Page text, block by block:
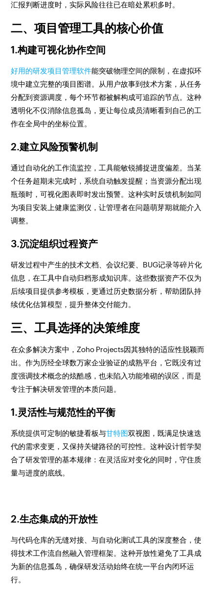
汇报判断进度时，实际风险往往已在暗处累积多时。
二、项目管理工具的核心价值
1.构建可视化协作空间
好用的研发项目管理软件能突破物理空间的限制，在虚拟环
境中建立完整的项目图谱。从用户故事到技术方案，从任务
分配到资源调度，每个环节都被解构成可追踪的节点。这种
透明化不仅消除信息孤岛，更让每位成员清晰看到自己的工
作在全局中的坐标位置。
2.建立风险预警机制
通过自动化的工作流监控，工具能敏锐捕捉进度偏差。当某
个任务超期未完成时，系统自动触发提醒；当资源分配出现
瓶颈时，可视化图表即时发出预警。这种实时反馈机制如同
为项目安装上健康监测仪，让管理者在问题萌芽期就能介入
调整。
3.沉淀组织过程资产
研发过程中产生的技术文档、会议纪要、BUG记录等碎片化
信息，在工具中自动归档形成知识库。这些数据资产不仅为
后续项目提供参考模板，更通过历史数据分析，帮助团队持
续优化估算模型，提升整体交付能力。
三、工具选择的决策维度
在众多解决方案中，Zoho Projects因其独特的适应性脱颖而
出。作为历经全球数万家企业验证的成熟平台，它既没有过
度强调技术概念的炫酷感，也未陷入功能堆砌的误区，而是
专注于解决研发管理的本质问题。
1.灵活性与规范性的平衡
系统提供可定制的敏捷看板与甘特图双视图，既满足快速迭
代的需求变更，又保持关键路径的可控性。这种设计哲学契
合了研发管理的基本规律：在灵活应对变化的同时，守住质
量与进度的底线。
2.生态集成的开放性
与代码仓库的无缝对接、与自动化测试工具的深度整合，使
得技术工作流自然融入管理框架。这种开放性避免了工具成
为新的信息孤岛，确保研发活动始终在统一平台内闭环运
行。